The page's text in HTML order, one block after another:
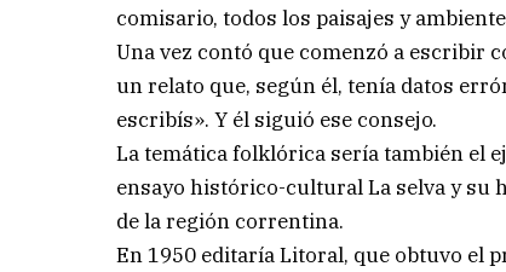
comisario, todos los paisajes y
Una vez contó que comenzó a escribir
un relato que, según él, tenía datos
escribís». Y él siguió ese consejo.
La temática folklórica sería también el
ensayo histórico-cultural La selva y su
de la región correntina.
En 1950 editaría Litoral, que obtuvo el